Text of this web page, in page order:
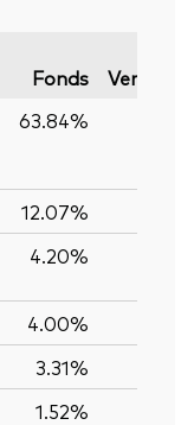
Fonds
63.84%
12.07%
4.20%
4.00%
3.31%
1.52%